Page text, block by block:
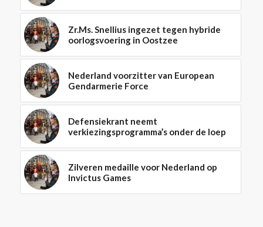
Zr.Ms. Snellius ingezet tegen hybride
oorlogsvoering in Oostzee
Nederland voorzitter van European
Gendarmerie Force
Defensiekrant neemt
verkiezingsprogramma’s onder de loep
Zilveren medaille voor Nederland op
Invictus Games